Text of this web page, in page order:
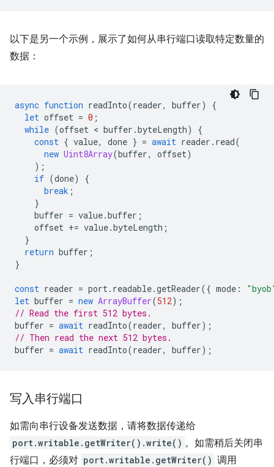
以下是另一个示例，展示了如何从串行端口读取特定数量的
数据：
async function readInto(reader, buffer)
{
let offset = 0 ;
while (offset < buffer .byteLength)
{
const { value, done } = await reader . read(
new Uint8Array(buffer, offset)
);
if (done)
{
break ;
}
buffer = value.buffer ;
offset += value.byteLength ;
}
return buffer ;
}
const reader = port. readable.getReader({ mode :
let buffer = new ArrayBuffer(512);
// Read the first 512 bytes.
buffer = await readInto(reader, buffer);
// Then read the next 512 bytes.
buffer = await readInto(reader, buffer);
写入串行端口
如需向串行设备发送数据，请将数据传递给
port.writable.getWriter().write() 。如需稍后关闭串
行端口，必须对 port.writable.getWriter() 调用